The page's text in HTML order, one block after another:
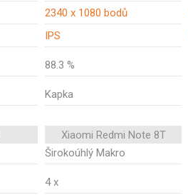
2340 x 1080 bodů
IPS
88.3 %
Kapka
Xiaomi Redmi Note 8T
Širokoúhlý Makro
4 x